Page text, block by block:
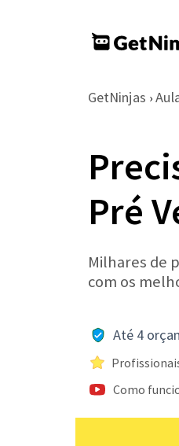
GetNinjas ›
Pré
Milhares de
com os
Até 4
Como